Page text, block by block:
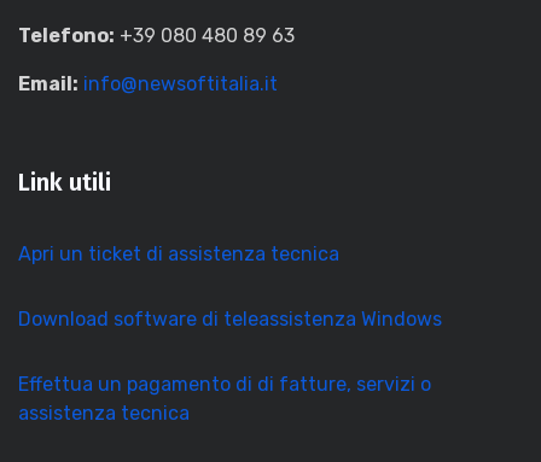
Telefono: +39 080 480 89 63
Email: info@newsoftitalia.it
Link utili
Apri un ticket di assistenza tecnica
Download software di teleassistenza Windows
Effettua un pagamento di di fatture, servizi o
assistenza tecnica